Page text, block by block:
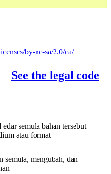
by-nc-sa/2.0/ca/
See the legal code
semula bahan tersebut
atau format
mengubah, dan